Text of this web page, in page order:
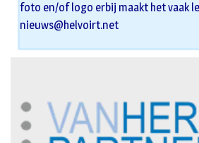
foto en/of logo erbij maakt het vaak
nieuws@helvoirt.net